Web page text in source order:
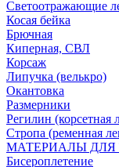
Светоотражающие
Косая бейка
Брючная
Киперная, СВЛ
Корсаж
Липучка (велькро)
Окантовка
Размерники
Регилин (корсетная
Стропа (ременная
МАТЕРИАЛЫ ДЛЯ
Бисероплетение